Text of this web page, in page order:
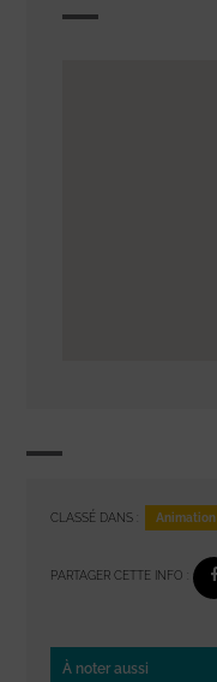
CLASSÉ DANS : Animation
PARTAGER CETTE INFO :
À noter aussi